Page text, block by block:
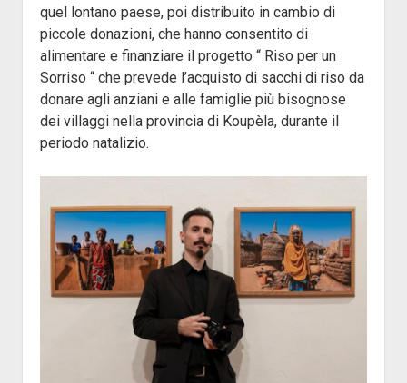
quel lontano paese, poi distribuito in cambio di
piccole donazioni, che hanno consentito di
alimentare e finanziare il progetto “ Riso per un
Sorriso “ che prevede l’acquisto di sacchi di riso da
donare agli anziani e alle famiglie più bisognose
dei villaggi nella provincia di Koupèla, durante il
periodo natalizio.